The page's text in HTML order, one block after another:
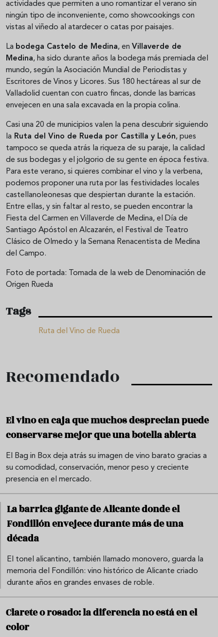
actividades que permiten a uno romantizar el verano sin
ningún tipo de inconveniente, como showcookings con
vistas al viñedo al atardecer o catas por paisajes.
La bodega Castelo de Medina, en Villaverde de
Medina, ha sido durante años la bodega más premiada del
mundo, según la Asociación Mundial de Periodistas y
Escritores de Vinos y Licores. Sus 180 hectáreas al sur de
Valladolid cuentan con cuatro fincas, donde las barricas
envejecen en una sala excavada en la propia colina.
Casi una 20 de municipios valen la pena descubrir siguiendo
la Ruta del Vino de Rueda por Castilla y León, pues
tampoco se queda atrás la riqueza de su paraje, la calidad
de sus bodegas y el jolgorio de su gente en época festiva.
Para este verano, si quieres combinar el vino y la verbena,
podemos proponer una ruta por las festividades locales
castellanoleonesas que despiertan durante la estación.
Entre ellas, y sin faltar al resto, se pueden encontrar la
Fiesta del Carmen en Villaverde de Medina, el Día de
Santiago Apóstol en Alcazarén, el Festival de Teatro
Clásico de Olmedo y la Semana Renacentista de Medina
del Campo.
Foto de portada: Tomada de la web de Denominación de
Origen Rueda
Tags
Ruta del Vino de Rueda
Recomendado
El vino en caja que muchos desprecian puede
conservarse mejor que una botella abierta
El Bag in Box deja atrás su imagen de vino barato gracias a
su comodidad, conservación, menor peso y creciente
presencia en el mercado.
La barrica gigante de Alicante donde el
Fondillón envejece durante más de una
década
El tonel alicantino, también llamado monovero, guarda la
memoria del Fondillón: vino histórico de Alicante criado
durante años en grandes envases de roble.
Clarete o rosado: la diferencia no está en el
color